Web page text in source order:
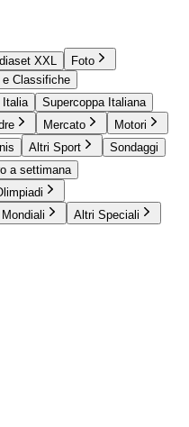
XXL
Foto
e Classifiche
Italia
Supercoppa Italiana
Mercato
Motori
Altri Sport
Sondaggi
a settimana
Altri Speciali